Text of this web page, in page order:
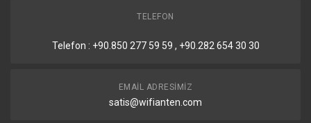
TELEFON
Telefon : +90.850 277 59 59 , +90.282 654 30 30
EMAIL ADRESIMIZ
satis@wifianten.com